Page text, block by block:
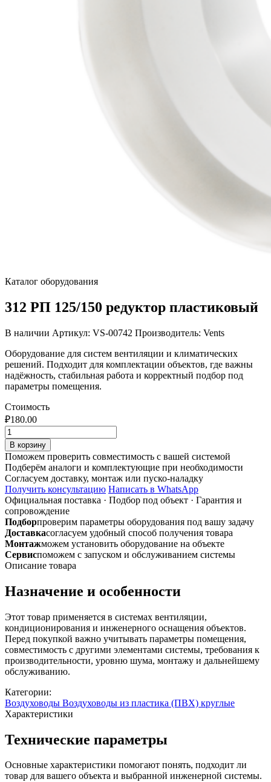
Каталог оборудования
312 РП 125/150 редуктор пластиковый
В наличии Артикул: VS-00742 Производитель: Vents
Оборудование для систем вентиляции и климатических
решений. Подходит для комплектации объектов, где важны
надёжность, стабильная работа и корректный подбор под
параметры помещения.
Стоимость
₽180.00
Количество
товара
312
РП
125/150
редуктор
пластиковый
В корзину
Поможем проверить совместимость с вашей системой
Подберём аналоги и комплектующие при необходимости
Согласуем доставку, монтаж или пуско-наладку
Получить консультацию Написать в WhatsApp
Официальная поставка · Подбор под объект · Гарантия и
сопровождение
Подборпроверим параметры оборудования под вашу задачу
Доставкасогласуем удобный способ получения товара
Монтажможем установить оборудование на объекте
Сервиспоможем с запуском и обслуживанием системы
Описание товара
Назначение и особенности
Этот товар применяется в системах вентиляции,
кондиционирования и инженерного оснащения объектов.
Перед покупкой важно учитывать параметры помещения,
совместимость с другими элементами системы, требования к
производительности, уровню шума, монтажу и дальнейшему
обслуживанию.
Категории:
Воздуховоды Воздуховоды из пластика (ПВХ) круглые
Характеристики
Технические параметры
Основные характеристики помогают понять, подходит ли
товар для вашего объекта и выбранной инженерной системы.